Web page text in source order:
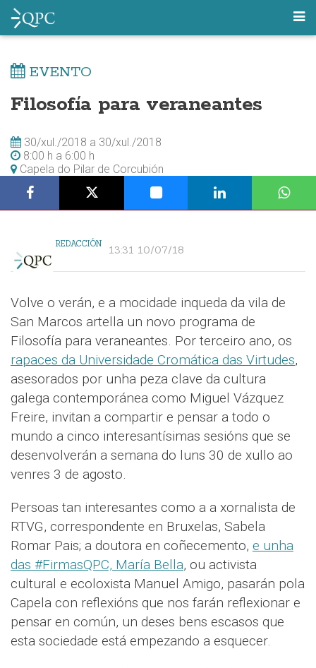
EVENTO
Filosofía para veraneantes
30/xul./2018 a 30/xul./2018
8:00 h a 6:00 h
Capela do Pilar de Corcubión
REDACCIÓN 13:31 10/07/18
Volve o verán, e a mocidade inqueda da vila de
San Marcos artella un novo programa de
Filosofía para veraneantes. Por terceiro ano, os
rapaces da Universidade Cromática das Virtudes,
asesorados por unha peza clave da cultura
galega contemporánea como Miguel Vázquez
Freire, invitan a compartir e pensar a todo o
mundo a cinco interesantísimas sesións que se
desenvolverán a semana do luns 30 de xullo ao
venres 3 de agosto.
Persoas tan interesantes como a a xornalista de
RTVG, correspondente en Bruxelas, Sabela
Romar Pais; a doutora en coñecemento, e unha
das #FirmasQPC, María Bella, ou activista
cultural e ecoloxista Manuel Amigo, pasarán pola
Capela con reflexións que nos farán reflexionar e
pensar en común, un deses bens escasos que
esta sociedade está empezando a esquecer.